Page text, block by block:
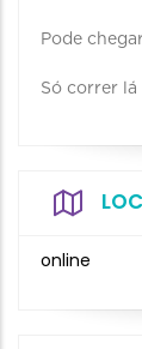
Pode
Só correr lá
online